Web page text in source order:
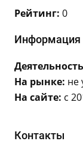
Рейтинг: 0
Информация
На рынке: не
На сайте: с
Контакты